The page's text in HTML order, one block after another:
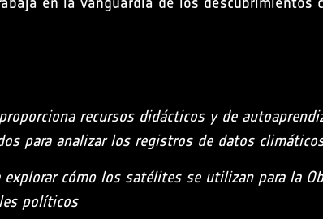
proporciona recursos didácticos y de
para analizar los registros de datos
cómo los satélites se utilizan para la
políticos